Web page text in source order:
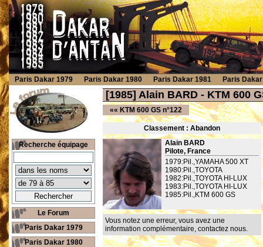
[1985] Alain BARD - KTM 600
«« KTM 600 GS n°122
Classement : Abandon
Alain BARD
Pilote, France
1979:Pil.,YAMAHA 500 XT
1980:Pil.,TOYOTA
1982:Pil.,TOYOTA HI-LUX
1983:Pil.,TOYOTA HI-LUX
1985:Pil.,KTM 600 GS
Vous notez une erreur, vous avez une
information complémentaire, contactez nous.
Recherche équipage
Le Forum
Paris Dakar 1979
Paris Dakar 1980
Paris Dakar 1979 Paris Dakar 1980 Paris Dakar 1981 Paris